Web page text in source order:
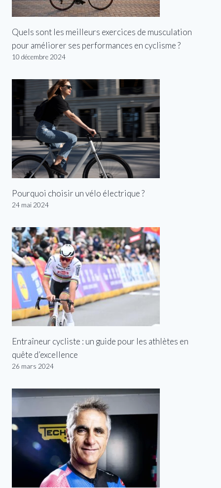
Quels sont les meilleurs exercices de musculation
pour améliorer ses performances en cyclisme ?
10 décembre 2024
Pourquoi choisir un vélo électrique ?
24 mai 2024
Entraîneur cycliste : un guide pour les athlètes en
quête d’excellence
26 mars 2024